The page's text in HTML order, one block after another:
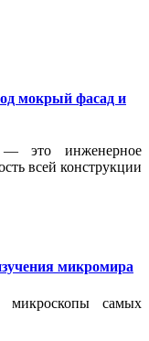
мокрый фасад и
— это инженерное
всей конструкции
микромира
микроскопы самых